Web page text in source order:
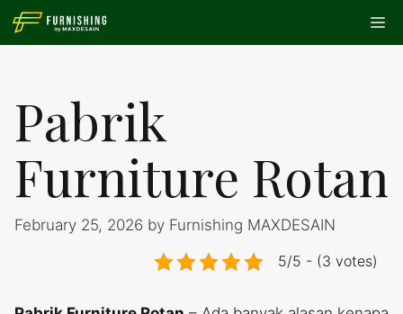
Skip
Pabrik
Furniture Rotan
February 25, 2026 by Furnishing MAXDESAIN
5/5 - (3 votes)